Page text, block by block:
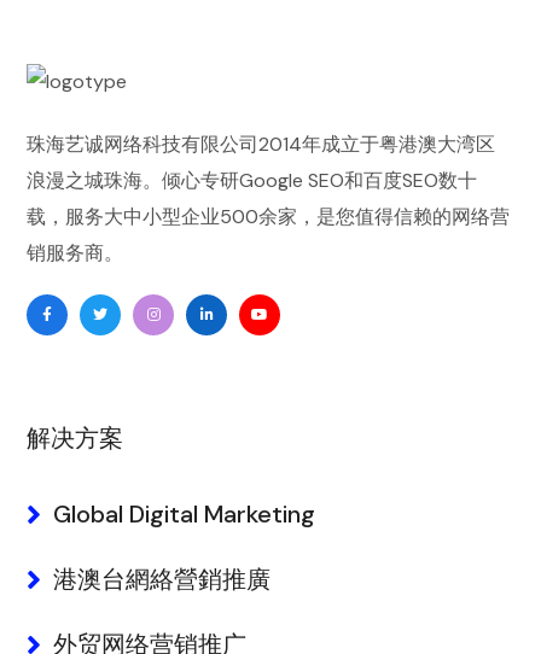
珠海艺诚网络科技有限公司2014年成立于粤港澳大湾区
浪漫之城珠海。倾心专研Google SEO和百度SEO数十
载，服务大中小型企业500余家，是您值得信赖的网络营
销服务商。
解决方案
Global Digital Marketing
港澳台網絡營銷推廣
外贸网络营销推广